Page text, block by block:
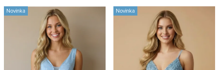
s
n
Nejprodávanější
Abecedně
Novinka Novinka